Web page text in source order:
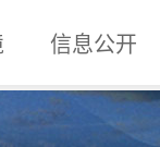
信息公开